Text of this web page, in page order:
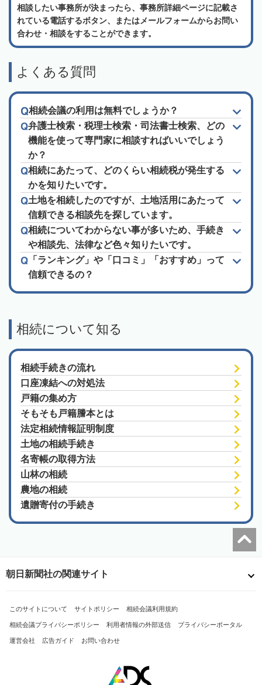
相談したい事務所が決まったら、事務所詳細ページに記載さ
れている電話するボタン、またはメールフォームからお問い
合わせ・相談をすることができます。
よくある質問
相続会議の利用は無料でしょうか？
弁護士検索・税理士検索・司法書士検索、どの
機能を使って専門家に相談すればいいでしょう
か？
相続にあたって、どのくらい相続税が発生する
かを知りたいです。
土地を相続したのですが、土地活用にあたって
信頼できる相談先を探しています。
相続についてわからない事が多いため、手続き
や相談先、法律など色々知りたいです。
「ランキング」や「口コミ」「おすすめ」って
信頼できるの？
相続について知る
相続手続きの流れ
口座凍結への対処法
戸籍の集め方
そもそも戸籍謄本とは
法定相続情報証明制度
土地の相続手続き
名寄帳の取得方法
山林の相続
農地の相続
遺贈寄付の手続き
朝日新聞社の関連サイト
このサイトについて サイトポリシー 相続会議利用規約
相続会議プライバシーポリシー 利用者情報の外部送信 プライバシーポータル
運営会社 広告ガイド お問い合わせ